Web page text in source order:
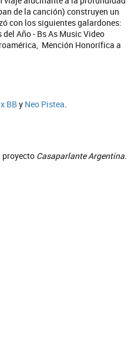
de la canción) construyen un
con los siguientes galardones:
Año - Bs As Music Video
Mención Honorífica a
BBy Neo Pistea.
proyecto Casaparlante Argentina.